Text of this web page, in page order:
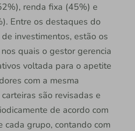
renda fixa (45%) e
Entre os destaques do
investimentos, estão os
quais o gestor gerencia
voltada para o apetite
com a mesma
são revisadas e
de acordo com
cada grupo, contando com